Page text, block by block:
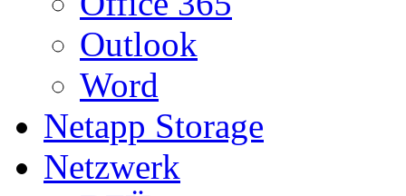
Outlook
Word
Netapp Storage
Netzwerk